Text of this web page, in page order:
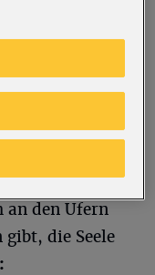
den Weg
sollte
Die
größte
zu
an den Ufern
die Seele